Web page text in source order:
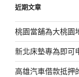
字:
近期文章
桃園當舖為大桃園
新北床墊專為即可
高雄汽車借款抵押